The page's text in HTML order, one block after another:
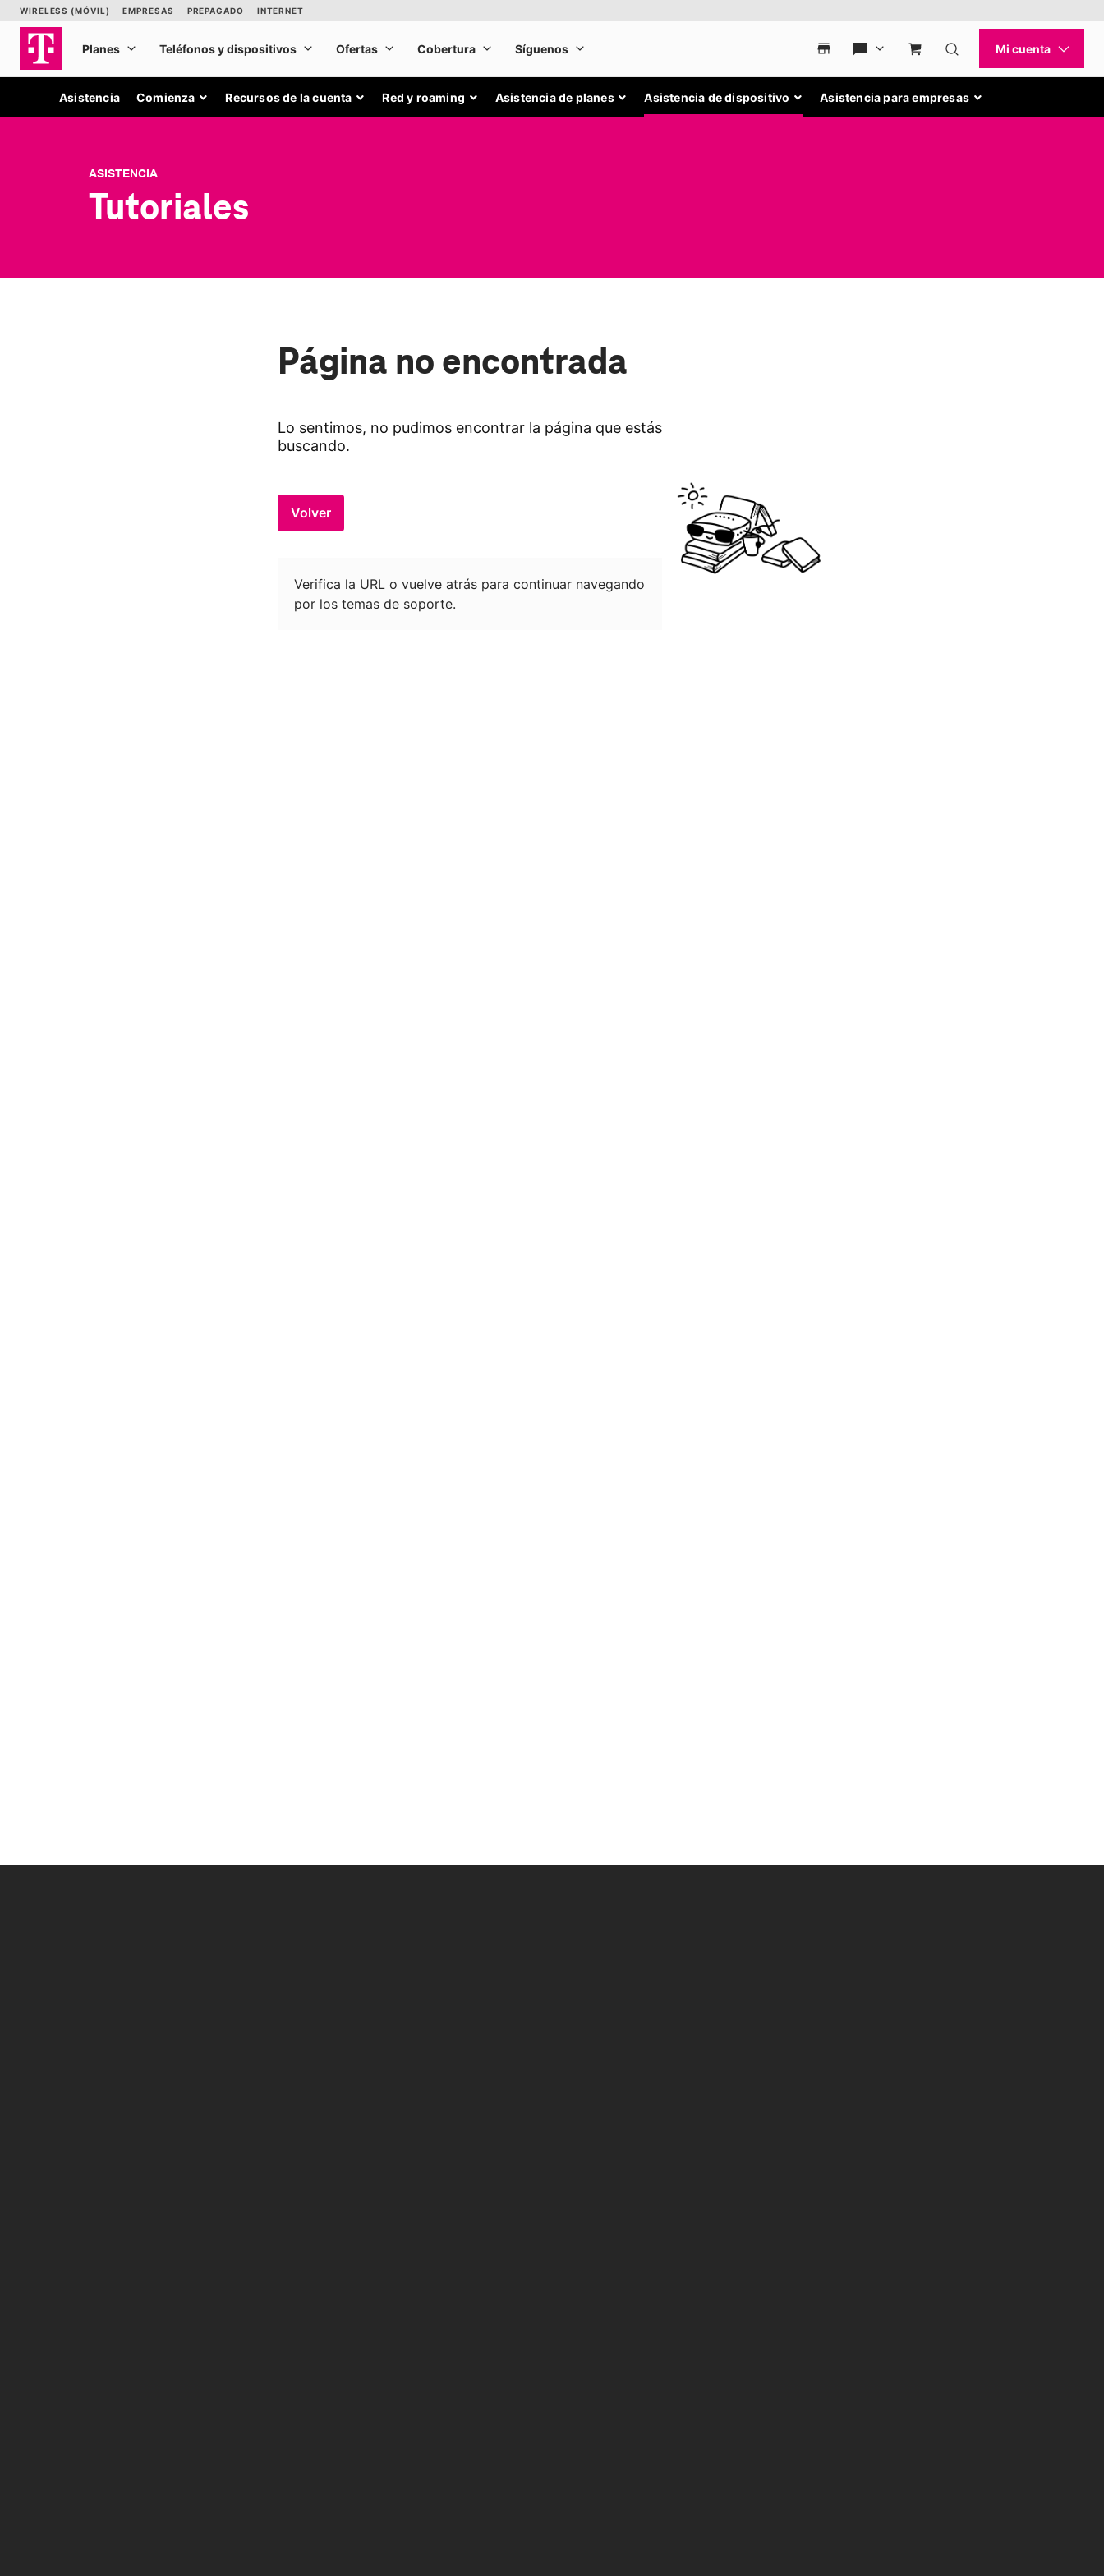
Asistencia Comienza Recursos de la cuenta Red y roaming Asistencia de planes Asistencia de dispositivo Asistencia para empresas
ASISTENCIA
Tutoriales